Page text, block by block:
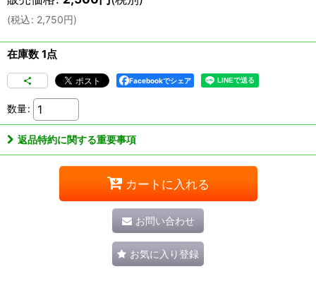
(税込: 2,750円)
在庫数 1点
Facebookでシェア
数量:
返品特約に関する重要事項
カートに入れる
お問い合わせ
お気に入り登録